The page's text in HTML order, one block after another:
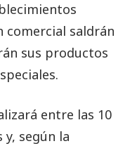
comercial saldrán
sus productos
entre las 10
y, según la